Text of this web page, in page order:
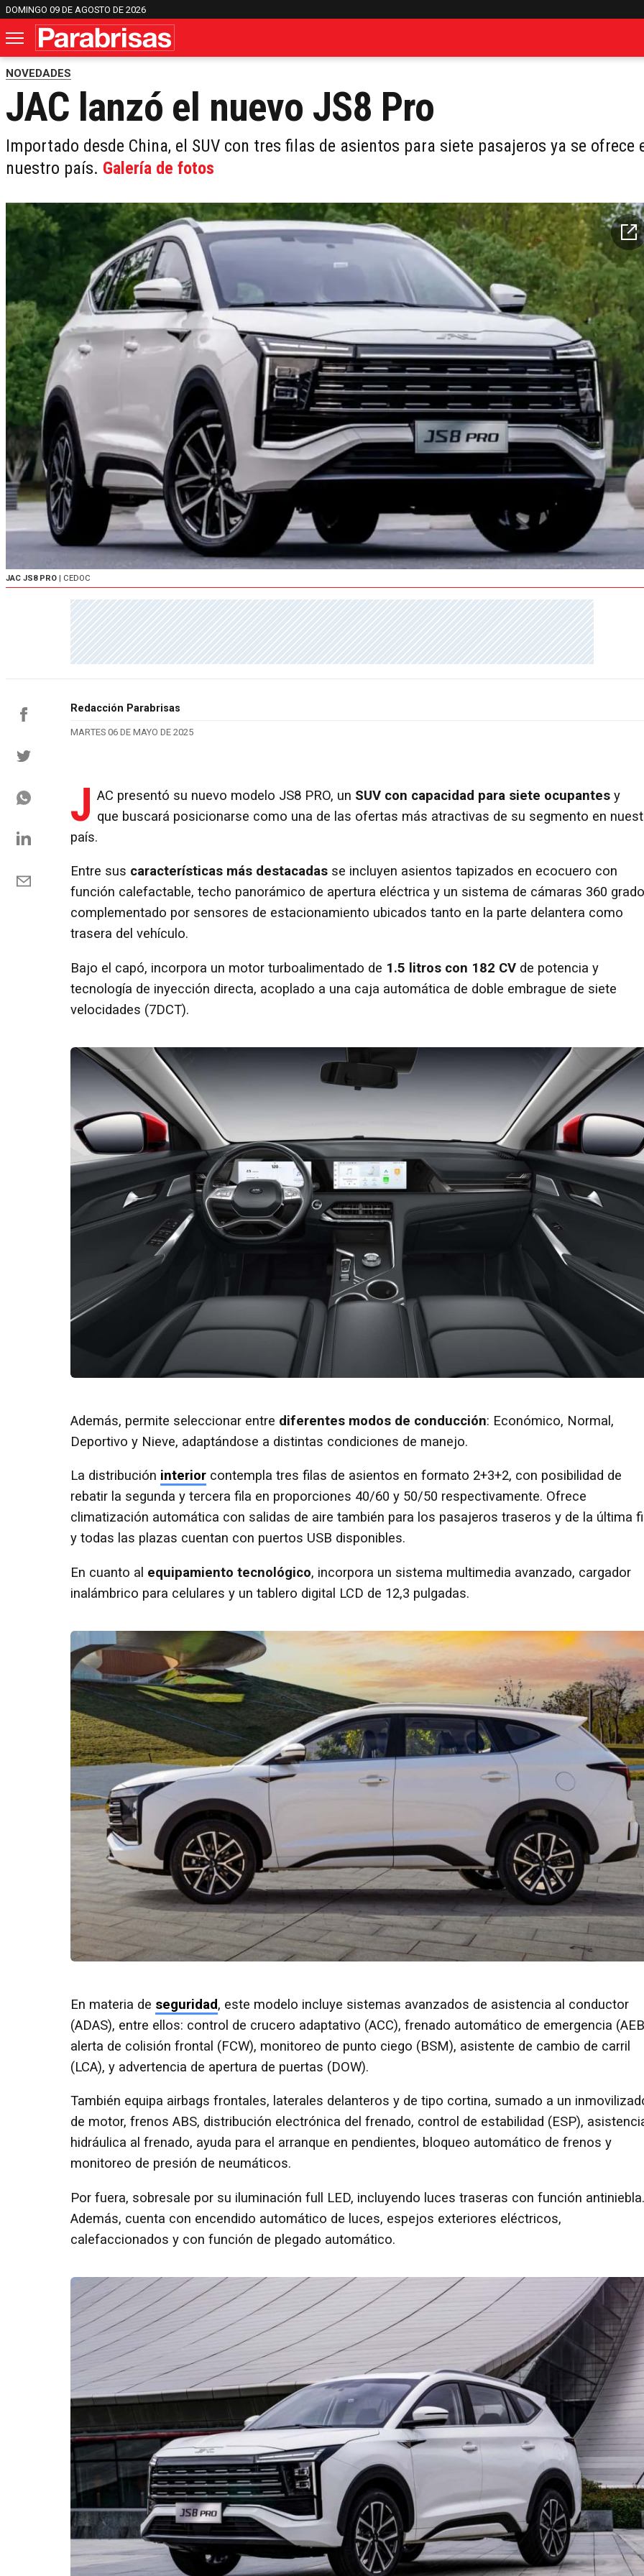
DOMINGO 09 DE AGOSTO DE 2026
NOVEDADES
JAC lanzó el nuevo JS8 Pro
Importado desde China, el SUV con tres filas de asientos para siete pasajeros ya se ofrece
nuestro país. Galería de fotos
JAC JS8 PRO | CEDOC
Redacción Parabrisas
MARTES 06 DE MAYO DE 2025
J AC presentó su nuevo modelo JS8 PRO, un SUV con capacidad para siete ocupantes y
que buscará posicionarse como una de las ofertas más atractivas de su segmento en
país.
Entre sus características más destacadas se incluyen asientos tapizados en ecocuero con
función calefactable, techo panorámico de apertura eléctrica y un sistema de cámaras 360
complementado por sensores de estacionamiento ubicados tanto en la parte delantera como
trasera del vehículo.
Bajo el capó, incorpora un motor turboalimentado de 1.5 litros con 182 CV de potencia y
tecnología de inyección directa, acoplado a una caja automática de doble embrague de siete
velocidades (7DCT).
Además, permite seleccionar entre diferentes modos de conducción: Económico, Normal,
Deportivo y Nieve, adaptándose a distintas condiciones de manejo.
La distribución interior contempla tres filas de asientos en formato 2+3+2, con posibilidad de
rebatir la segunda y tercera fila en proporciones 40/60 y 50/50 respectivamente. Ofrece
climatización automática con salidas de aire también para los pasajeros traseros y de la última
y todas las plazas cuentan con puertos USB disponibles.
En cuanto al equipamiento tecnológico, incorpora un sistema multimedia avanzado, cargador
inalámbrico para celulares y un tablero digital LCD de 12,3 pulgadas.
En materia de seguridad, este modelo incluye sistemas avanzados de asistencia al conductor
(ADAS), entre ellos: control de crucero adaptativo (ACC), frenado automático de emergencia
alerta de colisión frontal (FCW), monitoreo de punto ciego (BSM), asistente de cambio de carril
(LCA), y advertencia de apertura de puertas (DOW).
También equipa airbags frontales, laterales delanteros y de tipo cortina, sumado a un
de motor, frenos ABS, distribución electrónica del frenado, control de estabilidad (ESP),
hidráulica al frenado, ayuda para el arranque en pendientes, bloqueo automático de frenos y
monitoreo de presión de neumáticos.
Por fuera, sobresale por su iluminación full LED, incluyendo luces traseras con función antiniebla.
Además, cuenta con encendido automático de luces, espejos exteriores eléctricos,
calefaccionados y con función de plegado automático.